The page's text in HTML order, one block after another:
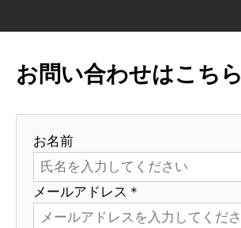
お問い合わせはこちら
お名前
メールアドレス＊